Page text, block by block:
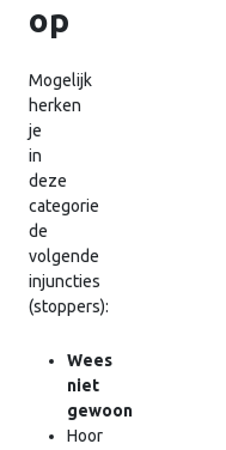
op
Mogelijk
herken
je
in
deze
categorie
de
volgende
injuncties
(stoppers):
Wees
niet
gewoon
Hoor